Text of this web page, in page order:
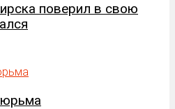
поверил в свою